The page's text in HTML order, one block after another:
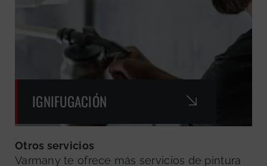
IGNIFUGACIÓN
Otros servicios
Varmany te ofrece más servicios de pintura